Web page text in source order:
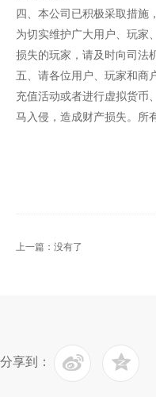
四、本公司已积极采取措施
为切实维护广大用户、玩家
损失的玩家，请及时向司法
五、请各位用户、玩家和商
充值活动或者进行虚拟货币
马入侵，造成财产损失。所
上一篇：没有了
分享到：